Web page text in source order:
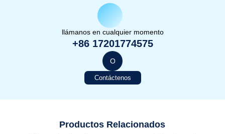
llámanos en cualquier momento
+86 17201774575
O
Contáctenos
Productos Relacionados